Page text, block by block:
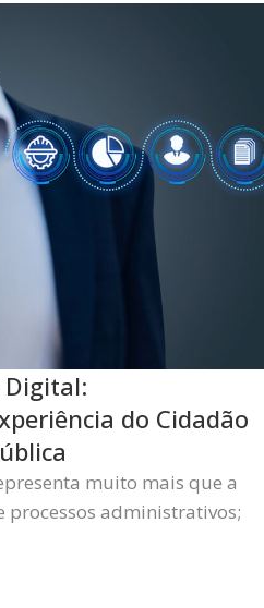
Digital:
do Cidadão
muito mais que a
administrativos;